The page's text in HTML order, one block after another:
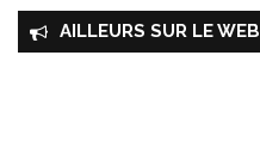
AILLEURS SUR LE WEB